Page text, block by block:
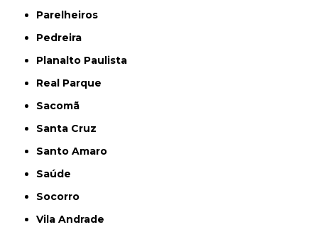
Parelheiros
Pedreira
Planalto Paulista
Real Parque
Sacomã
Santa Cruz
Santo Amaro
Saúde
Socorro
Vila Andrade